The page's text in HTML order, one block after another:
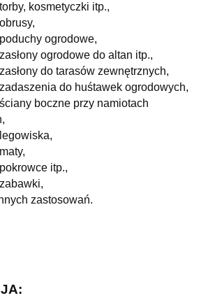
kosmetyczki itp.,
ogrodowe,
ogrodowe do altan itp.,
do tarasów zewnętrznych,
do huśtawek ogrodowych,
boczne przy namiotach
itp.,
zastosowań.